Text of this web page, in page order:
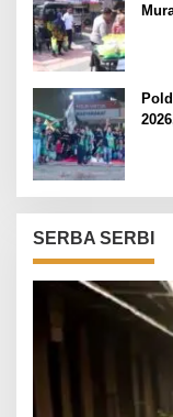
SERBA SERBI